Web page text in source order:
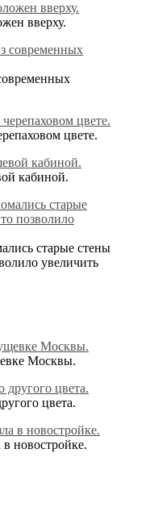
вверху.
цвете.
кабиной.
старые стены
увеличить
Москвы.
цвета.
новостройке.